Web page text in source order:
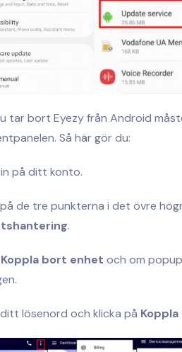
tar bort Eyezy från Android
Så här gör du:
på ditt konto.
de tre punkterna i det övre
.
Koppla bort enhet och om
lösenord och klicka på